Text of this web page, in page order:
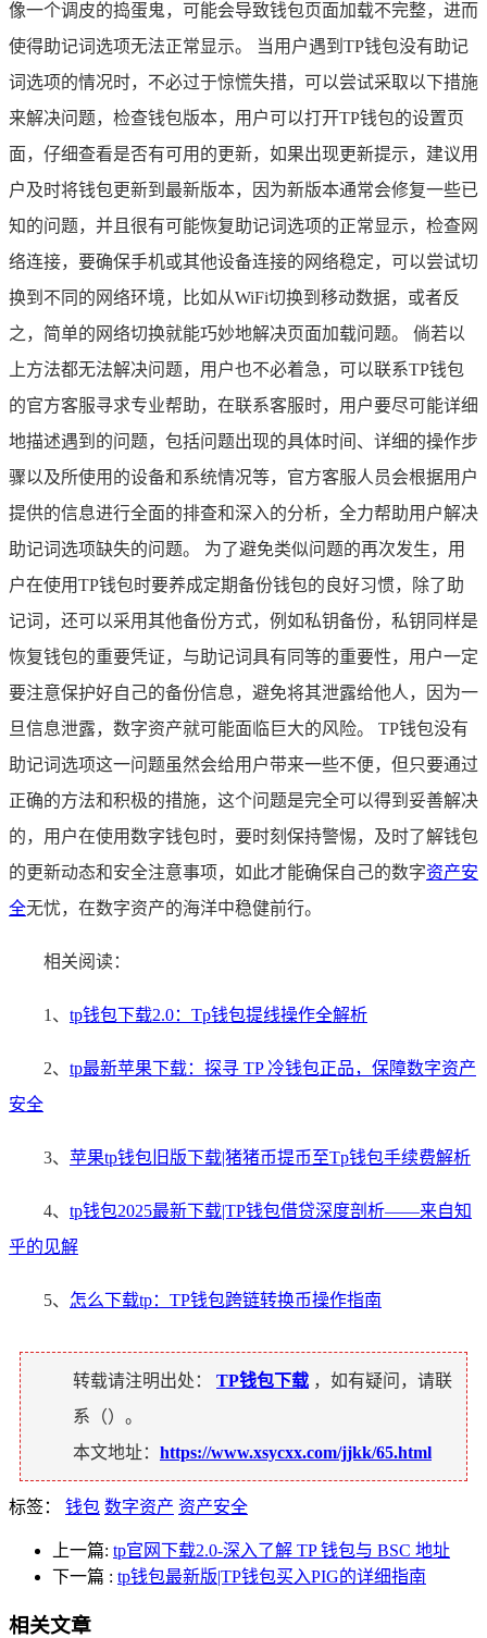
像一个调皮的捣蛋鬼，可能会导致钱包页面加载不完整，进而
使得助记词选项无法正常显示。 当用户遇到TP钱包没有助记
词选项的情况时，不必过于惊慌失措，可以尝试采取以下措施
来解决问题，检查钱包版本，用户可以打开TP钱包的设置页
面，仔细查看是否有可用的更新，如果出现更新提示，建议用
户及时将钱包更新到最新版本，因为新版本通常会修复一些已
知的问题，并且很有可能恢复助记词选项的正常显示，检查网
络连接，要确保手机或其他设备连接的网络稳定，可以尝试切
换到不同的网络环境，比如从WiFi切换到移动数据，或者反
之，简单的网络切换就能巧妙地解决页面加载问题。 倘若以
上方法都无法解决问题，用户也不必着急，可以联系TP钱包
的官方客服寻求专业帮助，在联系客服时，用户要尽可能详细
地描述遇到的问题，包括问题出现的具体时间、详细的操作步
骤以及所使用的设备和系统情况等，官方客服人员会根据用户
提供的信息进行全面的排查和深入的分析，全力帮助用户解决
助记词选项缺失的问题。 为了避免类似问题的再次发生，用
户在使用TP钱包时要养成定期备份钱包的良好习惯，除了助
记词，还可以采用其他备份方式，例如私钥备份，私钥同样是
恢复钱包的重要凭证，与助记词具有同等的重要性，用户一定
要注意保护好自己的备份信息，避免将其泄露给他人，因为一
旦信息泄露，数字资产就可能面临巨大的风险。 TP钱包没有
助记词选项这一问题虽然会给用户带来一些不便，但只要通过
正确的方法和积极的措施，这个问题是完全可以得到妥善解决
的，用户在使用数字钱包时，要时刻保持警惕，及时了解钱包
的更新动态和安全注意事项，如此才能确保自己的数字资产安
全无忧，在数字资产的海洋中稳健前行。
相关阅读：
1、 tp钱包下载2.0：Tp钱包提线操作全解析
2、 tp最新苹果下载：探寻 TP 冷钱包正品，保障数字资产
安全
3、 苹果tp钱包旧版下载|猪猪币提币至Tp钱包手续费解析
4、 tp钱包2025最新下载|TP钱包借贷深度剖析——来自知
乎的见解
5、 怎么下载tp：TP钱包跨链转换币操作指南
转载请注明出处： TP钱包下载 ，如有疑问，请联
系（）。
本文地址： https://www.xsycxx.com/jjkk/65.html
标签： 钱包 数字资产 资产安全
上一篇: tp官网下载2.0-深入了解 TP 钱包与 BSC 地址
下一篇 : tp钱包最新版|TP钱包买入PIG的详细指南
相关文章